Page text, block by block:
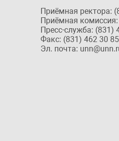
Приёмная ректора:
Приёмная
Пресс-служба: (831)
Факс: (831) 462 30 85
Эл. почта: